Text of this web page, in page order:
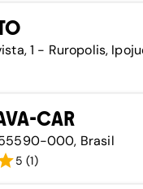
1 - Ruropolis,
CAR
000, Brasil
5 (1)